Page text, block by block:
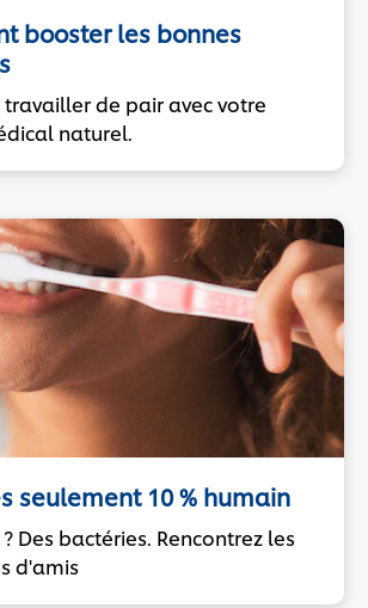
booster les bonnes
de pair avec votre
naturel.
seulement 10 % humain
Des bactéries. Rencontrez les
d'amis